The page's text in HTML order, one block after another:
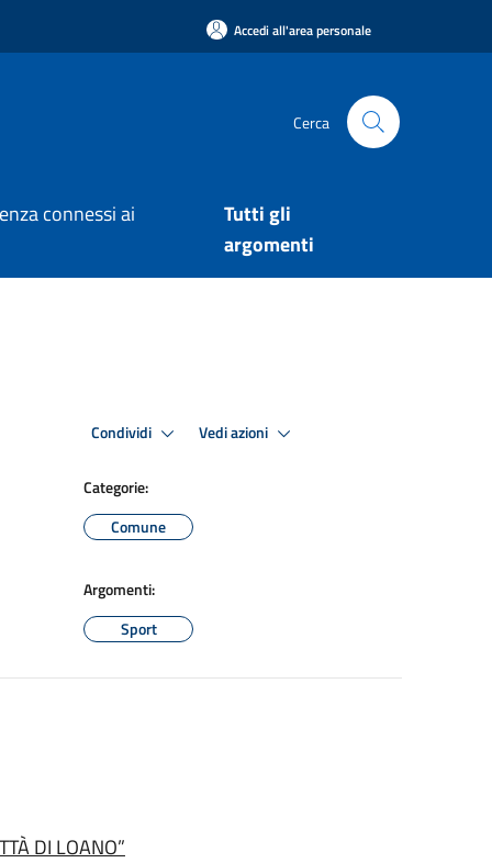
Accedi all'area personale
Cerca
connessi ai
Tutti gli
argomenti
Condividi Vedi azioni
Categorie:
Comune
Argomenti:
Sport
DI LOANO”